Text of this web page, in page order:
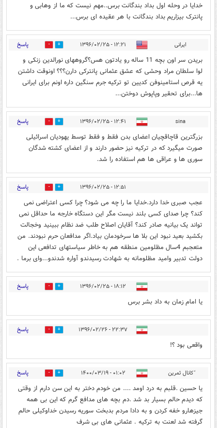
خدایا در وحله اول بداد بندگانت برس..مهم نیست که ما از وهابی و
پانترک بیزاریم بداد بندگانت با هر عقیده ای برس...
ایرانی ۱۲:۲۱ - ۱۳۹۶/۰۲/۲۵ 7 پاسخ
بریدن سر اون بچه 11 ساله رو یادتون هس؟گروههای نورالدین زنکی و
لوا سلطان مراد وحشی که عشق عثمانی پانترکی دارن؟؟؟ اونوقت داشتن
یه قرص استامینوفن کدیین تو ترکیه جرم سنگین داره اونم برای ایرانی
ها...برای تحقیر وپاپوش دوختن...
sina ۱۲:۴۱ - ۱۳۹۶/۰۲/۲۵ 6 پاسخ
بزرگترین قاچاقچیان اعضای بدن فقط و فقط توسط یهودیان اسرائیلی
صورت میگیرد که در ترکیه نیز حضور دارند و از اعضای کشته شدگان
سوری ها و عراقی ها هم استفاده را شد.
۱۲:۵۱ - ۱۳۹۶/۰۲/۲۵ 8 پاسخ
عجب صبری خدا دارد.خدایا ما را چه می شود؟ چرا کسی اعتراضی نمی
کند؟ چرا صدای کسی بلند نیست مگر این دستگاه خارجه ما حداقل نمی
تواند یک بیانیه صادر کند؟ آقایان اصلاح طلب ضد نظام ببینید وخجالت
بکشید بعید نبود این بلا ها سرخودمان بیاد.اگر مدافعان حرم نبودند. من
متعجبم 4سال مظلومین منطقه هم به خاطر سیاستهای تدافعی این
دولت تدبیر وامید مظلومانه به شهادت رسیدندو آواره شدندو...وای برما .
۱۸:۱۲ - ۱۳۹۶/۰۲/۲۵ 2 پاسخ
یا امام زمان به داد بشر برس
۲۲:۳۷ - ۱۳۹۶/۰۲/۲۶ 2 پاسخ
واقعی بود ؟!
ًکانال ثمرین ۰۱:۰۲ - ۱۴۰۰/۰۳/۱۹ 1 پاسخ
یا حسین .قلبم به درد اومد .... من خودم دختر به این سن دارم از وقتی
که دیدم حالم بسیار بد شد .دم بچه های مدافع گرم که این بی همه
جیزهارو خفه کردن و به دادا مردم بدبخت سوریه رسیدن خداوکیلی حالم
گرفته شد لعنت به ترکیه . عثمانی های بی شرف